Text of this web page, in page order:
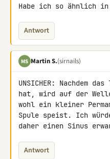
Habe ich so ähnlich
Antwort
MS Martin S.(sirnails)
UNSICHER: Nachdem
hat, wird auf der
wohl ein kleiner
Spule speist. Ich
daher einen Sinus
Antwort